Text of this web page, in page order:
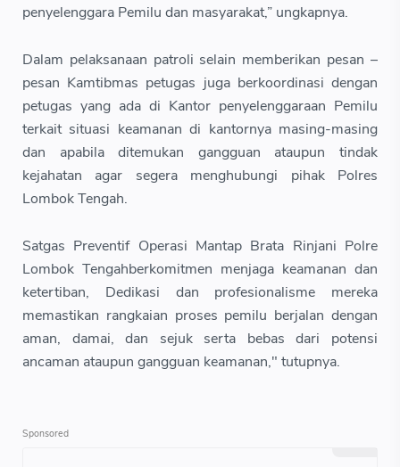
penyelenggara Pemilu dan masyarakat,” ungkapnya.
Dalam pelaksanaan patroli selain memberikan pesan –
pesan Kamtibmas petugas juga berkoordinasi dengan
petugas yang ada di Kantor penyelenggaraan Pemilu
terkait situasi keamanan di kantornya masing-masing
dan apabila ditemukan gangguan ataupun tindak
kejahatan agar segera menghubungi pihak Polres
Lombok Tengah.
Satgas Preventif Operasi Mantap Brata Rinjani Polre
Lombok Tengahberkomitmen menjaga keamanan dan
ketertiban, Dedikasi dan profesionalisme mereka
memastikan rangkaian proses pemilu berjalan dengan
aman, damai, dan sejuk serta bebas dari potensi
ancaman ataupun gangguan keamanan," tutupnya.